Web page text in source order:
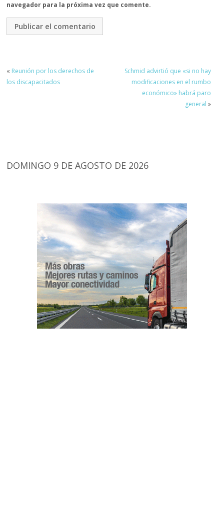
navegador para la próxima vez que comente.
« Reunión por los derechos de
los discapacitados
Schmid advirtió que «si no hay
modificaciones en el rumbo
económico» habrá paro
general »
DOMINGO 9 DE AGOSTO DE 2026